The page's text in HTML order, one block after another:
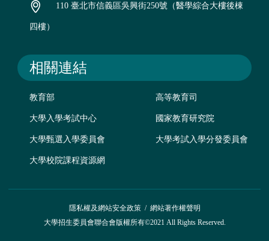
110 臺北市信義區吳興街250號（醫學綜合大樓後棟
四樓）
相關連結
教育部 高等教育司
大學入學考試中心 國家教育研究院
大學甄選入學委員會 大學考試入學分發委員會
大學校院課程資源網
隱私權及網站安全政策/ 網站著作權聲明
大學招生委員會聯合會版權所有©2021 All Rights Reserved.